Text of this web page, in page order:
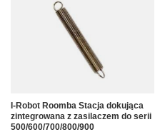
I-Robot Roomba Stacja dokująca
zintegrowana z zasilaczem do serii
500/600/700/800/900